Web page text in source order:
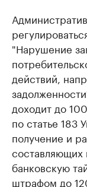
"Нарушение
действий,
доходит до
по статье 183
получение и
составляющих
банковскую
штрафом до